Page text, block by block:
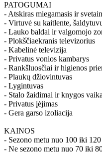
PATOGUMAI
- Atskiras miegamasis ir
- Virtuvė su kaitlente,
- Lauko baldai ir valgomojo
- Plokščiaekranis televizorius
- Kabelinė televizija
- Privatus vonios kambarys
- Rankšluosčiai ir higienos
- Plaukų džiovintuvas
- Lygintuvas
- Stalo žaidimai ir knygos
- Privatus įėjimas
- Gera garso izoliacija
KAINOS
- Sezono metu nuo 100 iki
- Ne sezono metu nuo 70 iki